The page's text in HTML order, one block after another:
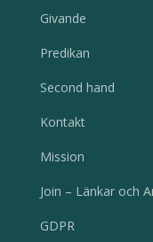
Givande
Predikan
Second hand
Kontakt
Mission
Join – Länkar och
GDPR